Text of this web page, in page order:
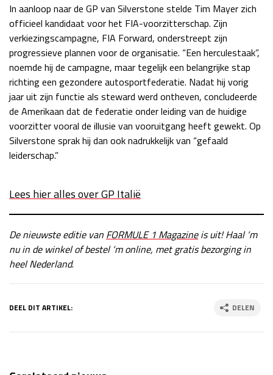
In aanloop naar de GP van Silverstone stelde Tim Mayer zich
officieel kandidaat voor het FIA-voorzitterschap. Zijn
verkiezingscampagne, FIA Forward, onderstreept zijn
progressieve plannen voor de organisatie. “Een herculestaak”,
noemde hij de campagne, maar tegelijk een belangrijke stap
richting een gezondere autosportfederatie. Nadat hij vorig
jaar uit zijn functie als steward werd ontheven, concludeerde
de Amerikaan dat de federatie onder leiding van de huidige
voorzitter vooral de illusie van vooruitgang heeft gewekt. Op
Silverstone sprak hij dan ook nadrukkelijk van “gefaald
leiderschap.”
Lees hier alles over GP Italië
De nieuwste editie van FORMULE 1 Magazineis uit! Haal ‘m
nu in de winkel of bestel ‘m online, met gratis bezorging in
heel Nederland.
DEEL DIT ARTIKEL: DELEN